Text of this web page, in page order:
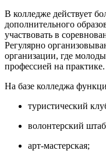
В колледже действует
дополнительного
участвовать в
Регулярно
организации, где
профессией на практике.
На базе колледжа
туристический
волонтерский
арт-мастерская;